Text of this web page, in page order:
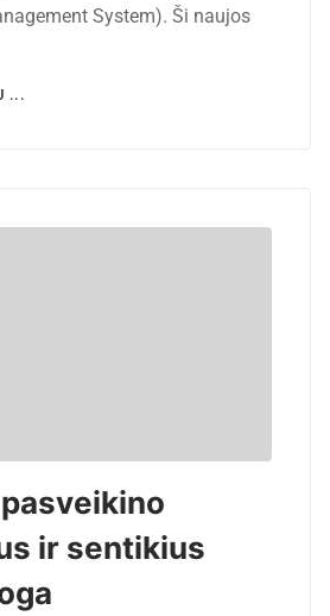
System). Ši naujos
...
ir sentikius